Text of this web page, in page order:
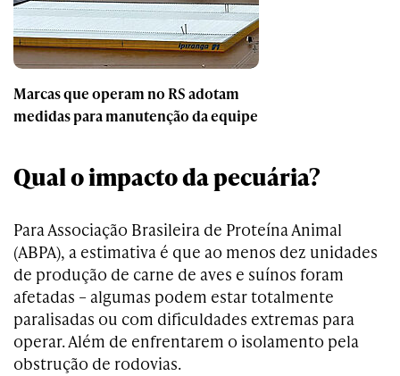
Marcas que operam no RS adotam
medidas para manutenção da equipe
Qual o impacto da pecuária?
Para Associação Brasileira de Proteína Animal
(ABPA), a estimativa é que ao menos dez unidades
de produção de carne de aves e suínos foram
afetadas – algumas podem estar totalmente
paralisadas ou com dificuldades extremas para
operar. Além de enfrentarem o isolamento pela
obstrução de rodovias.